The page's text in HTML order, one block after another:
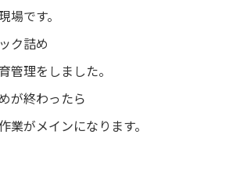
場です。
ク詰め
管理をしました。
が終わったら
業がメインになります。